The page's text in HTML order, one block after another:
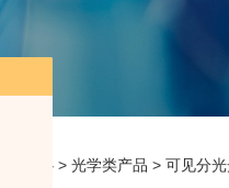
产品中心 > 光学类产品 > 可见分